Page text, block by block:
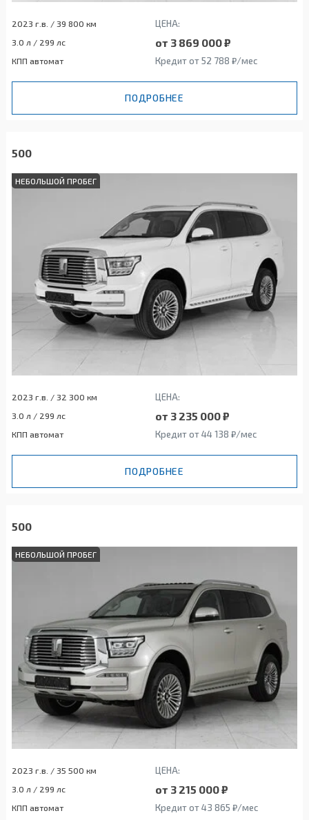
2023 г.в. / 39 800 км ЦЕНА:
3.0 л / 299 лс от 3 869 000 ₽
КПП автомат Кредит от 52 788 ₽/мес
ПОДРОБНЕЕ
500
НЕБОЛЬШОЙ ПРОБЕГ
2023 г.в. / 32 300 км ЦЕНА:
3.0 л / 299 лс от 3 235 000 ₽
КПП автомат Кредит от 44 138 ₽/мес
ПОДРОБНЕЕ
500
НЕБОЛЬШОЙ ПРОБЕГ
2023 г.в. / 35 500 км ЦЕНА:
3.0 л / 299 лс от 3 215 000 ₽
КПП автомат Кредит от 43 865 ₽/мес